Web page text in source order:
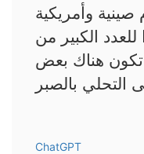
وأمريكية
الكبير من
تكون هناك بعض
ChatGPT